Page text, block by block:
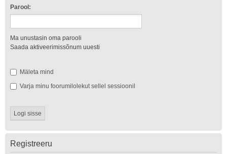
Parool:
Ma unustasin oma parooli
Saada aktiveerimissõnum uuesti
Mäleta mind
Varja minu foorumilolekut sellel sessioonil
Registreeru